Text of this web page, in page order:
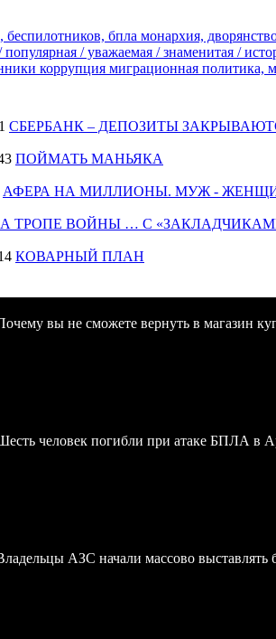
беспилотников, бпла монархия,
популярная / уважаемая / знаменитая /
коррупция миграционная политика,
СБЕРБАНК – ДЕПОЗИТЫ
ПОЙМАТЬ МАНЬЯКА
АФЕРА НА МИЛЛИОНЫ. МУЖ -
ТРОПЕ ВОЙНЫ … С
КОВАРНЫЙ ПЛАН
вы не сможете вернуть в магазин
человек погибли при атаке БПЛА в
АЗС начали массово